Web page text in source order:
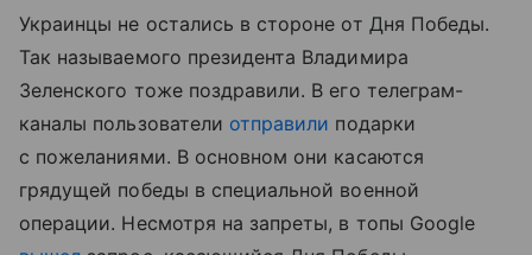
Украинцы не остались в стороне от Дня Победы.
Так называемого президента Владимира
Зеленского тоже поздравили. В его телеграм-
каналы пользователи отправили подарки
с пожеланиями. В основном они касаются
грядущей победы в специальной военной
операции. Несмотря на запреты, в топы Google